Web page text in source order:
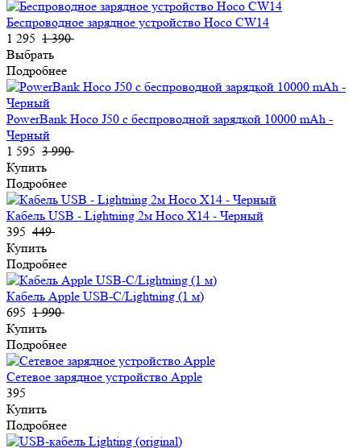
Беспроводное зарядное устройство Hoco CW14
1 295 1 390
Выбрать
Подробнее
PowerBank Hoco J50 с беспроводной зарядкой 10000 mAh -
Черный
1 595 3 990
Купить
Подробнее
Кабель USB - Lightning 2м Hoco X14 - Черный
395 449
Купить
Подробнее
Кабель Apple USB-C/Lightning (1 м)
695 1 990
Купить
Подробнее
Сетевое зарядное устройство Apple
395
Купить
Подробнее